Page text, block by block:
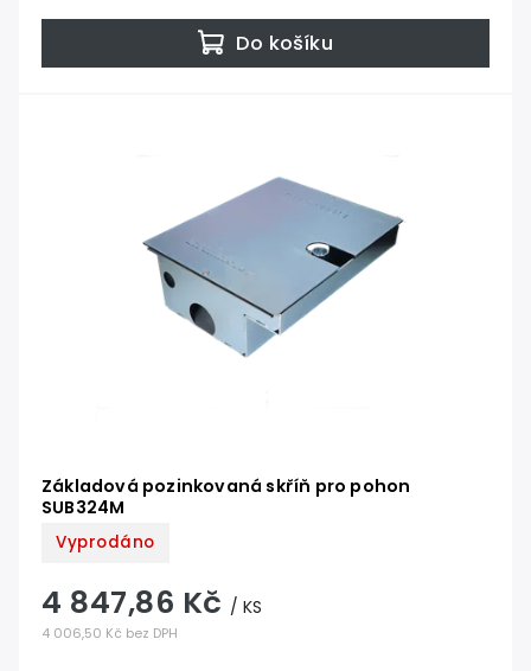
Do košíku
Základová pozinkovaná skříň pro pohon
SUB324M
Vyprodáno
4 006,50 Kč bez DPH
4 847,86 Kč / KS